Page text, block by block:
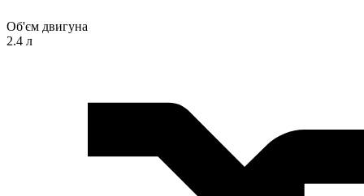
Об'єм двигуна
2.4 л